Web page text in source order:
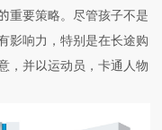
重要策略。尽管孩子不是
影响力，特别是在长途购
，并以运动员，卡通人物